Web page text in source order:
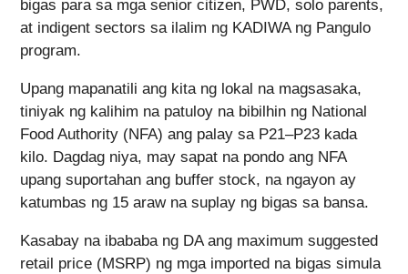
bigas para sa mga senior citizen, PWD, solo parents,
at indigent sectors sa ilalim ng KADIWA ng Pangulo
program.
Upang mapanatili ang kita ng lokal na magsasaka,
tiniyak ng kalihim na patuloy na bibilhin ng National
Food Authority (NFA) ang palay sa P21–P23 kada
kilo. Dagdag niya, may sapat na pondo ang NFA
upang suportahan ang buffer stock, na ngayon ay
katumbas ng 15 araw na suplay ng bigas sa bansa.
Kasabay na ibababa ng DA ang maximum suggested
retail price (MSRP) ng mga imported na bigas simula